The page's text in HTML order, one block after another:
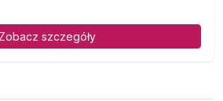
Zobacz szczegóły